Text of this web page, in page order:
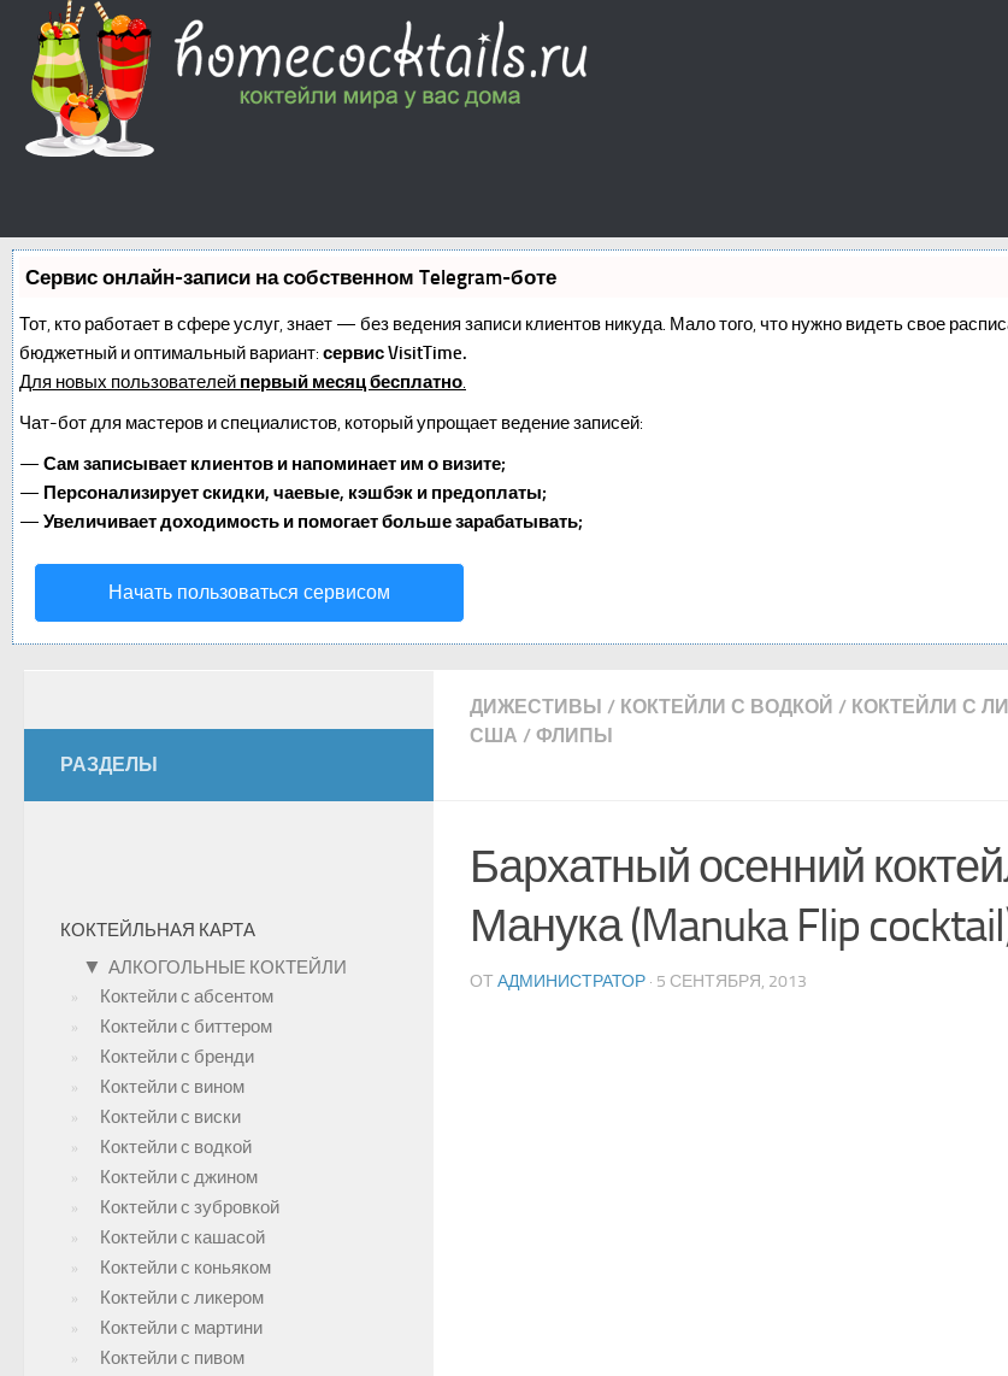
Сервис онлайн-записи на собственном Telegram-боте
Тот, кто работает в сфере услуг, знает — без ведения записи клиентов никуда. Мало того, что нужно видеть свое
бюджетный и оптимальный вариант: сервис VisitTime.
Для новых пользователей первый месяц бесплатно.
Чат-бот для мастеров и специалистов, который упрощает ведение записей:
— Сам записывает клиентов и напоминает им о визите;
— Персонализирует скидки, чаевые, кэшбэк и предоплаты;
— Увеличивает доходимость и помогает больше зарабатывать;
Начать пользоваться сервисом
ДИЖЕСТИВЫ / КОКТЕЙЛИ С ВОДКОЙ / КОКТЕЙЛИ С
США / ФЛИПЫ
Бархатный осенний
Манука (Manuka Flip
ОТ АДМИНИСТРАТОР · 5 СЕНТЯБРЯ, 2013
РАЗДЕЛЫ
КОКТЕЙЛЬНАЯ КАРТА
▼ АЛКОГОЛЬНЫЕ КОКТЕЙЛИ
Коктейли с абсентом
Коктейли с биттером
Коктейли с бренди
Коктейли с вином
Коктейли с виски
Коктейли с водкой
Коктейли с джином
Коктейли с зубровкой
Коктейли с кашасой
Коктейли с коньяком
Коктейли с ликером
Коктейли с мартини
Коктейли с пивом